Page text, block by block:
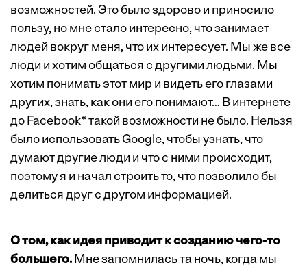
возможностей. Это было здорово и приносило
пользу, но мне стало интересно, что занимает
людей вокруг меня, что их интересует. Мы же все
люди и хотим общаться с другими людьми. Мы
хотим понимать этот мир и видеть его глазами
других, знать, как они его понимают… В интернете
до Facebook* такой возможности не было. Нельзя
было использовать Google, чтобы узнать, что
думают другие люди и что с ними происходит,
поэтому я и начал строить то, что позволило бы
делиться друг с другом информацией.
О том, как идея приводит к созданию чего-то
большего. Мне запомнилась та ночь, когда мы